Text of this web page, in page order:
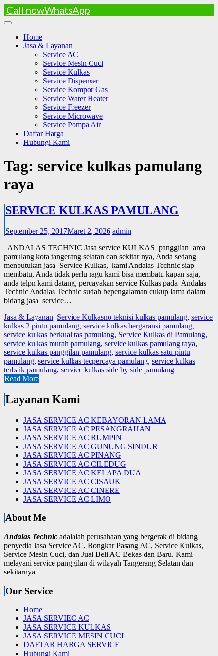
Call nowWhatsApp
Skip
contentHome
Jasa & Layanan
Service AC
Service Mesin Cuci
Service Kulkas
Service Dispenser
Service Kompor Gas
Service Water Heater
Service Freezer
Service Microwave
Service Pompa Air
Daftar Harga
Hubungi Kami
Tag: service kulkas pamulang
raya
SERVICE KULKAS PAMULANG
September 25, 2017Maret 2, 2026 admin
ANDALAS TECHNIC Jasa service KULKAS panggilan area
pamulang kota tangerang selatan dan sekitar nya, Anda sedang
menbutukan jasa Service Kulkas, kami Andalas Technic siap
membatu, Anda tidak perlu ragu kami bisa membatu kapan saja,
anda telpn kami datang, percayakan service Kulkas pada Andalas
Technic Andalas Technic sudah bepengalaman cukup lama dalam
bidang jasa service…
Jasa & Layanan, Service Kulkasno teknisi kulkas pamulang, service
kulkas 2 pintu pamulang, service kulkas bergaransi pamulang,
service kulkas berkualitas pamulang, Service Kulkas di Pamulang,
service kulkas murah pamulang, service kulkas pamulang raya,
service kulkas panggilan pamulang, service kulkas satu pintu
pamulang, service kulkas tecpercaya pamulang, service kulkas
terbaik pamulang, serviec kulkas side by side pamulang
Read More
Layanan Kami
JASA SERVICE AC KEBAYORAN LAMA
JASA SERVICE AC PESANGRAHAN
JASA SERVICE AC RUMPIN
JASA SERVICE AC GUNUNG SINDUR
JASA SERVICE AC PINANG
JASA SERVICE AC CILEDUG
JASA SERVICE AC KELAPA DUA
JASA SERVICE AC CISAUK
JASA SERVICE AC CINERE
JASA SERVICE AC LIMO
About Me
Andalas Technic adalalah perusahaan yang bergerak di bidang
penyedia Jasa Service AC, Bongkar Pasang AC, Service Kulkas,
Service Mesin Cuci, dan Jual Beli AC Bekas dan Baru. Kami
melayani service panggilan di wilayah Tangerang Selatan dan
sekitarnya
Our Service
Home
JASA SERVIEC AC
JASA SERVICE KULKAS
JASA SERVICE MESIN CUCI
DAFTAR HARGA SERVICE
Hubungi Kami